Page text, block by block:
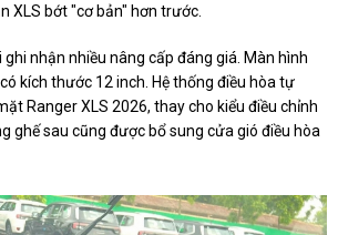
XLS bớt "cơ bản" hơn trước.
ghi nhận nhiều nâng cấp đáng giá. Màn hình
kích thước 12 inch. Hệ thống điều hòa tự
Ranger XLS 2026, thay cho kiểu điều chỉnh
ghế sau cũng được bổ sung cửa gió điều hòa